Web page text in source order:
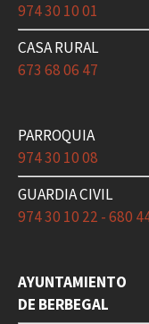
974 30 10 01
CASA RURAL
673 68 06 47
PARROQUIA
974 30 10 08
GUARDIA CIVIL
974 30 10 22 - 680
AYUNTAMIENTO
DE BERBEGAL